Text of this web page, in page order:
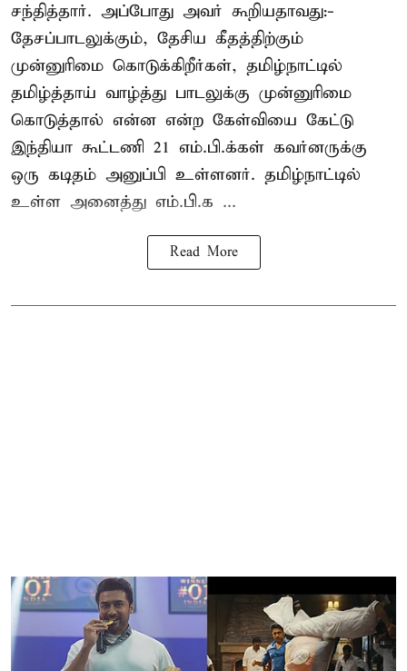
சந்தித்தார். அப்போது அவர் கூறியதாவது:-
தேசப்பாடலுக்கும், தேசிய கீதத்திற்கும்
முன்னுரிமை கொடுக்கிறீர்கள், தமிழ்நாட்டில்
தமிழ்த்தாய் வாழ்த்து பாடலுக்கு முன்னுரிமை
கொடுத்தால் என்ன என்ற கேள்வியை கேட்டு
இந்தியா கூட்டணி 21 எம்.பி.க்கள் கவர்னருக்கு
ஒரு கடிதம் அனுப்பி உள்ளனர். தமிழ்நாட்டில்
உள்ள அனைத்து எம்.பி.க ...
Read More